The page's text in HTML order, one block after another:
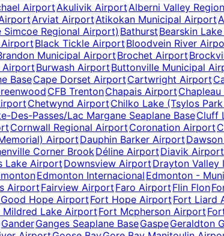
AirportAkulivik AirportAlberni Valley
Arviat AirportAtikokan Municipal Airport
Simcoe Regional Airport) BathurstBearskin
Black Tickle AirportBloodvein River
Municipal AirportBrochet Airport
AirportBurwash AirportButtonville Municipal
BaseCape Dorset AirportCartwright Airport
CFB TrentonChapais Airport
Chetwynd AirportChilko Lake (Tsylos
Des-Passes/Lac Margane Seaplane BaseCluff
Cornwall Regional AirportCoronation Airport
AirportDauphin Barker Airport
Corner BrookDéline AirportDiavik Airport
Lake AirportDownsview AirportDrayton Valley
Edmonton InternacionalEdmonton -
AirportFairview AirportFaro AirportFlin Flon
Hope AirportFort Hope AirportFort Liard
Lake AirportFort Mcpherson Airport
GanderGanges Seaplane BaseGaspeGeraldton